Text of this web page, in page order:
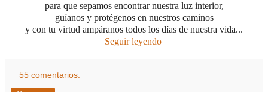
para que sepamos encontrar nuestra luz interior,
guíanos y protégenos en nuestros caminos
y con tu virtud ampáranos todos los días de nuestra vida...
Seguir leyendo
55 comentarios: